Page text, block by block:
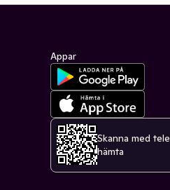
Appar
Skanna med
hämta